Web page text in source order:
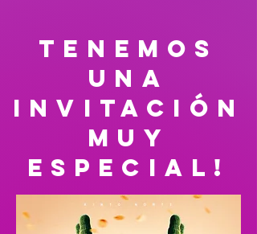
tenemos
una
invitación
muy
especial!